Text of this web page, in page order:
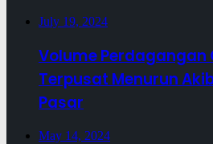
July 19, 2024
Volume Perdagangan
Terpusat Menurun
Pasar
May 14, 2024